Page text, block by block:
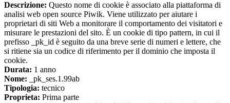
Descrizione: Questo nome di cookie è associato alla piattaforma di
analisi web open source Piwik. Viene utilizzato per aiutare i
proprietari di siti Web a monitorare il comportamento dei visitatori e
misurare le prestazioni del sito. È un cookie di tipo pattern, in cui il
prefisso _pk_id è seguito da una breve serie di numeri e lettere, che
si ritiene sia un codice di riferimento per il dominio che imposta il
cookie.
Durata: 1 anno
Nome: _pk_ses.1.99ab
Tipologia: tecnico
Proprieta: Prima parte